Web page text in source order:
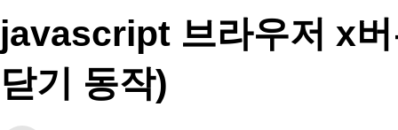
javascript 브라우저 x
닫기 동작)